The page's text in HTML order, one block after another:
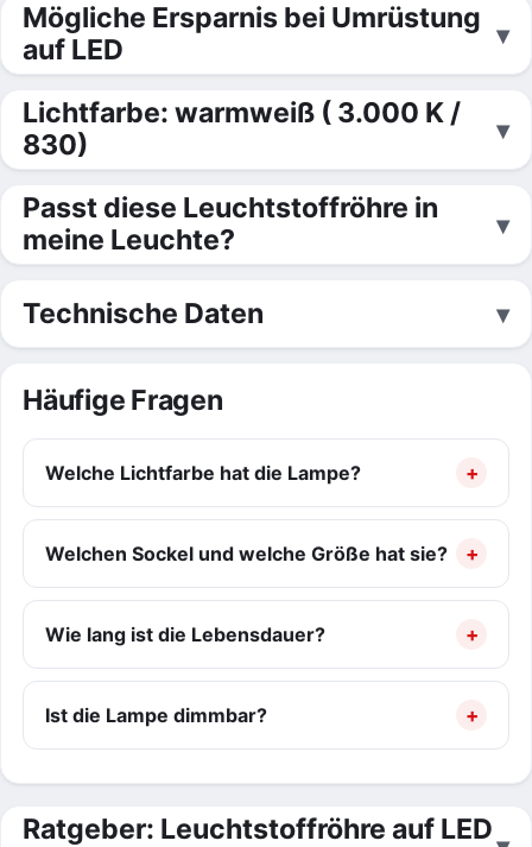
Mögliche Ersparnis bei Umrüstung
auf LED
Lichtfarbe: warmweiß ( 3.000 K /
830)
Passt diese Leuchtstoffröhre in
meine Leuchte?
Technische Daten
Häufige Fragen
Welche Lichtfarbe hat die Lampe?
Welchen Sockel und welche Größe hat sie?
Wie lang ist die Lebensdauer?
Ist die Lampe dimmbar?
Ratgeber: Leuchtstoffröhre auf LED